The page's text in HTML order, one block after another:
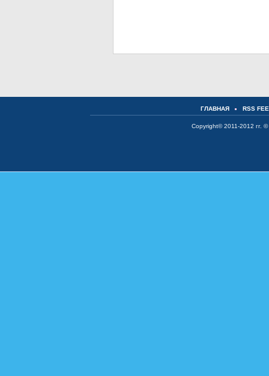
ГЛАВНАЯ RSS
Copyright© 2011-2012 гг. ©